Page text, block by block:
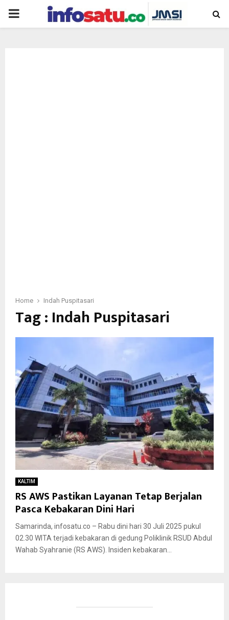
PRIMARY
Home Indah Puspitasari
Tag : Indah Puspitasari
KALTIM
RS AWS Pastikan Layanan Tetap Berjalan
Pasca Kebakaran Dini Hari
Samarinda, infosatu.co – Rabu dini hari 30 Juli 2025 pukul
02.30 WITA terjadi kebakaran di gedung Poliklinik RSUD Abdul
Wahab Syahranie (RS AWS). Insiden kebakaran...